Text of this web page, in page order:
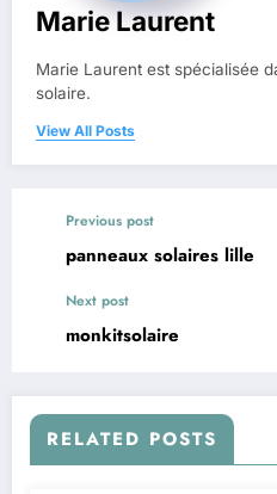
Marie Laurent
Marie Laurent est spécialisée
solaire.
View All Posts
Previous post
panneaux solaires lille
Next post
monkitsolaire
RELATED POSTS